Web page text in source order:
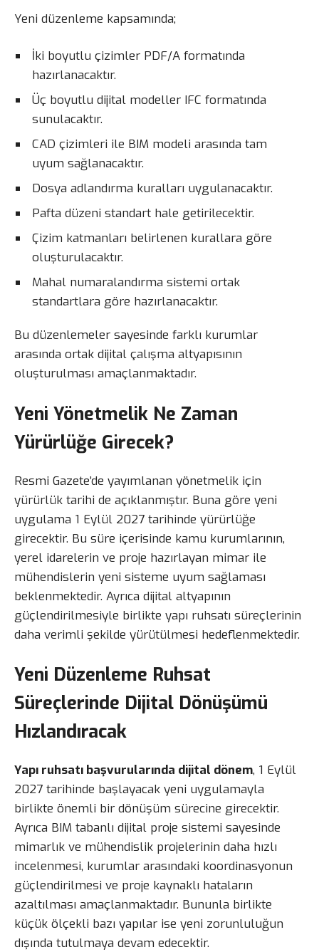
Yeni düzenleme kapsamında;
İki boyutlu çizimler PDF/A formatında
hazırlanacaktır.
Üç boyutlu dijital modeller IFC formatında
sunulacaktır.
CAD çizimleri ile BIM modeli arasında tam
uyum sağlanacaktır.
Dosya adlandırma kuralları uygulanacaktır.
Pafta düzeni standart hale getirilecektir.
Çizim katmanları belirlenen kurallara göre
oluşturulacaktır.
Mahal numaralandırma sistemi ortak
standartlara göre hazırlanacaktır.
Bu düzenlemeler sayesinde farklı kurumlar
arasında ortak dijital çalışma altyapısının
oluşturulması amaçlanmaktadır.
Yeni Yönetmelik Ne Zaman
Yürürlüğe Girecek?
Resmi Gazete’de yayımlanan yönetmelik için
yürürlük tarihi de açıklanmıştır. Buna göre yeni
uygulama 1 Eylül 2027 tarihinde yürürlüğe
girecektir. Bu süre içerisinde kamu kurumlarının,
yerel idarelerin ve proje hazırlayan mimar ile
mühendislerin yeni sisteme uyum sağlaması
beklenmektedir. Ayrıca dijital altyapının
güçlendirilmesiyle birlikte yapı ruhsatı süreçlerinin
daha verimli şekilde yürütülmesi hedeflenmektedir.
Yeni Düzenleme Ruhsat
Süreçlerinde Dijital Dönüşümü
Hızlandıracak
Yapı ruhsatı başvurularında dijital dönem, 1 Eylül
2027 tarihinde başlayacak yeni uygulamayla
birlikte önemli bir dönüşüm sürecine girecektir.
Ayrıca BIM tabanlı dijital proje sistemi sayesinde
mimarlık ve mühendislik projelerinin daha hızlı
incelenmesi, kurumlar arasındaki koordinasyonun
güçlendirilmesi ve proje kaynaklı hataların
azaltılması amaçlanmaktadır. Bununla birlikte
küçük ölçekli bazı yapılar ise yeni zorunluluğun
dışında tutulmaya devam edecektir.